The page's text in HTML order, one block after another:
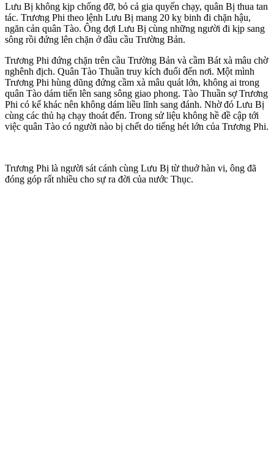
Lưu Bị không kịp chống đỡ, bỏ cả gia quyến chạy, quân Bị thua tan
tác. Trương Phi theo lệnh Lưu Bị mang 20 kỵ binh đi chặn hậu,
ngăn cản quân Tào. Ông đợi Lưu Bị cùng những người đi kịp sang
sông rồi đứng lên chặn ở đầu cầu Trường Bản.
Trương Phi đứng chặn trên cầu Trường Bản và cầm Bát xà mâu chờ
nghênh địch. Quân Tào Thuần truy kích đuổi đến nơi. Một mình
Trương Phi hùng dũng đứng cầm xà mâu quát lớn, không ai trong
quân Tào dám tiến lên sang sông giao phong. Tào Thuần sợ Trương
Phi có kế khác nên không dám liều lĩnh sang đánh. Nhờ đó Lưu Bị
cùng các thủ hạ chạy thoát đến. Trong sử liệu không hề đề cập tới
việc quân Tào có người nào bị chết do tiếng hét lớn của Trương Phi.
Trương Phi là người sát cánh cùng Lưu Bị từ thuở hàn vi, ông đã
đóng góp rất nhiều cho sự ra đời của nước Thục.